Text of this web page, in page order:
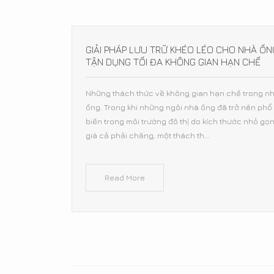
GIẢI PHÁP LƯU TRỮ KHÉO LÉO CHO NHÀ
TẬN DỤNG TỐI ĐA KHÔNG GIAN HẠN CHẾ
Những thách thức về không gian hạn chế trong
ống. Trong khi những ngôi nhà ống đã trở nên phổ
biến trong môi trường đô thị do kích thước nhỏ
giá cả phải chăng, một thách th...
Read More